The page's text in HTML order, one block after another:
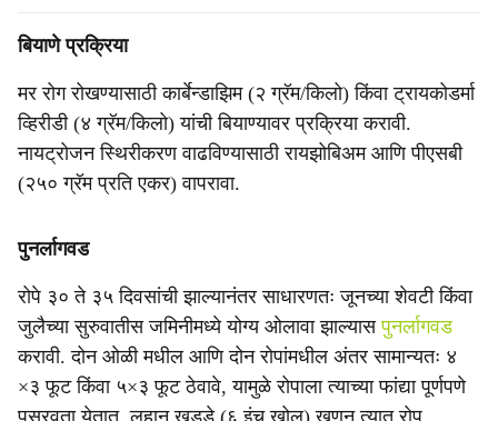
बियाणे प्रक्रिया
मर रोग रोखण्यासाठी कार्बेन्डाझिम (२ ग्रॅम/किलो) किंवा ट्रायकोडर्मा
व्हिरीडी (४ ग्रॅम/किलो) यांची बियाण्यावर प्रक्रिया करावी.
नायट्रोजन स्थिरीकरण वाढविण्यासाठी रायझोबिअम आणि पीएसबी
(२५० ग्रॅम प्रति एकर) वापरावा.
पुनर्लागवड
रोपे ३० ते ३५ दिवसांची झाल्यानंतर साधारणतः जूनच्या शेवटी किंवा
जुलैच्या सुरुवातीस जमिनीमध्ये योग्य ओलावा झाल्यासपुनर्लागवड
करावी. दोन ओळी मधील आणि दोन रोपांमधील अंतर सामान्यतः ४
×३ फूट किंवा ५×३ फूट ठेवावे, यामुळे रोपाला त्याच्या फांद्या पूर्णपणे
पसरवता येतात. लहान खड्डे (६ इंच खोल) खणून त्यात रोप